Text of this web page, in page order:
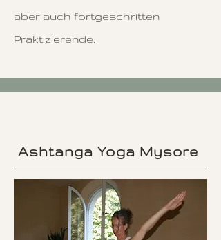
aber auch fortgeschritten
Praktizierende.
Ashtanga Yoga Mysore